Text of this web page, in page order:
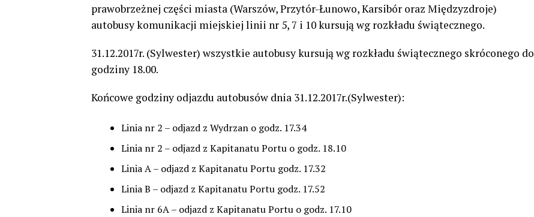
prawobrzeżnej części miasta (Warszów, Przytór-Łunowo, Karsibór oraz Międzyzdroje)
autobusy komunikacji miejskiej linii nr 5, 7 i 10 kursują wg rozkładu świątecznego.
31.12.2017r. (Sylwester) wszystkie autobusy kursują wg rozkładu świątecznego skróconego do
godziny 18.00.
Końcowe godziny odjazdu autobusów dnia 31.12.2017r.(Sylwester):
Linia nr 2 – odjazd z Wydrzan o godz. 17.34
Linia nr 2 – odjazd z Kapitanatu Portu o godz. 18.10
Linia A – odjazd z Kapitanatu Portu godz. 17.32
Linia B – odjazd z Kapitanatu Portu godz. 17.52
Linia nr 6A – odjazd z Kapitanatu Portu o godz. 17.10